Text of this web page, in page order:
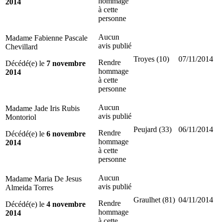
à cette
personne
Madame Fabienne Pascale
Chevillard
Décédé(e) le 7 novembre
2014
Aucun
avis publié
Rendre
hommage
à cette
personne
Troyes (10) 07/11/2014
Madame Jade Iris Rubis
Montoriol
Décédé(e) le 6 novembre
2014
Aucun
avis publié
Rendre
hommage
à cette
personne
Peujard (33) 06/11/2014
Madame Maria De Jesus
Almeida Torres
Décédé(e) le 4 novembre
2014
Aucun
avis publié
Rendre
hommage
Graulhet (81) 04/11/2014